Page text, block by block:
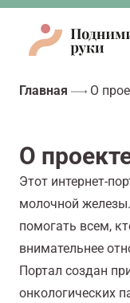
Главная О
О
Этот интернет-
молочной
помогать всем,
внимательнее
Портал создан
онкологических